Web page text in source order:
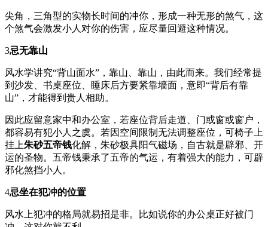
尖角，三角型的实物长时间的冲你，形成一种无形的煞气，这
个煞气会激发小人对你的伤害，应尽量回避这种情况。
3忌无靠山
风水学讲究“背山面水”，靠山、靠山，由此而来。我们经常提
到沙发、书桌座位、睡床后方要紧靠墙面，意即“背后有靠
山”，才能得到贵人相助。
因此应留意家中和办公室，若座位背后走道、门或窗或窗户，
都容易有犯小人之虞。若因空间限制无法调整座位，可椅子上
挂上朱砂五帝钱化解，朱砂极具阳气磁场，自古就是辟邪、开
运的圣物。五帝钱秉承了五帝的气运，有着强大的能力，可辟
邪化煞挡小人。
4忌坐在犯冲的位置
风水上犯冲的格局就易招是非。比如说你的办公桌正好被门